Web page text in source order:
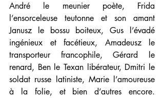
André le meunier poète, Frida
l’ensorceleuse teutonne et son amant
Janusz le bossu boiteux, Gus l’évadé
ingénieux et facétieux, Amadeusz le
transporteur francophile, Gérard le
renard, Ben le Texan libérateur, Dmitri le
soldat russe latiniste, Marie l’amoureuse
à la folie, et bien d’autres encore.